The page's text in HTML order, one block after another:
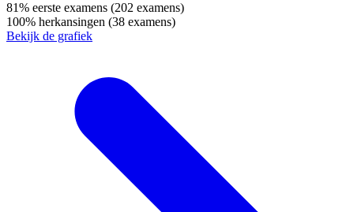
81% eerste examens (202 examens)
100% herkansingen (38 examens)
Bekijk de grafiek